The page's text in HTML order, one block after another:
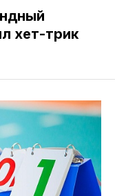
хет-трик